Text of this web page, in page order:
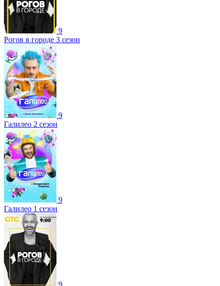
9
Рогов в городе 3 сезон
9
Галилео 2 сезон
9
Галилео 1 сезон
9